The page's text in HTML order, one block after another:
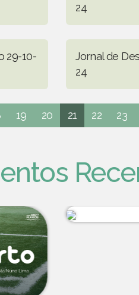
24
29-10-
Jornal de
24
19 20 21 22 23